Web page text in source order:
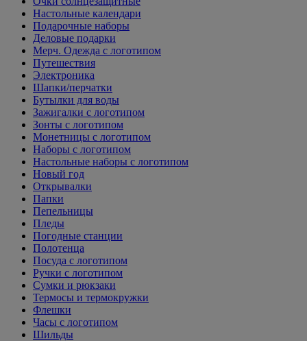
Настольные календари
Подарочные наборы
Деловые подарки
Мерч. Одежда с логотипом
Путешествия
Электроника
Шапки/перчатки
Бутылки для воды
Зажигалки с логотипом
Зонты с логотипом
Монетницы с логотипом
Наборы с логотипом
Настольные наборы с логотипом
Новый год
Открывалки
Папки
Пепельницы
Пледы
Погодные станции
Полотенца
Посуда с логотипом
Ручки с логотипом
Сумки и рюкзаки
Термосы и термокружки
Флешки
Часы с логотипом
Шильды